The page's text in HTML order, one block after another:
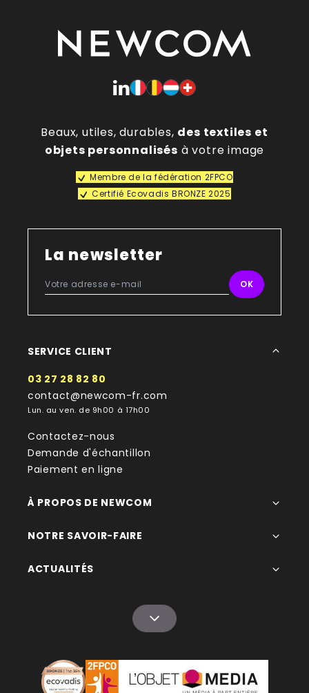
Beaux, utiles, durables, des textiles et
objets personnalisés à votre image
Membre de la fédération 2FPCO
Certifié Ecovadis BRONZE 2025
La newsletter
SERVICE CLIENT
03 27 28 82 80
contact@newcom-fr.com
Lun. au ven. de 9h00 à 17h00
Contactez-nous
Demande d'échantillon
Paiement en ligne
À PROPOS DE NEWCOM
NOTRE SAVOIR-FAIRE
ACTUALITÉS